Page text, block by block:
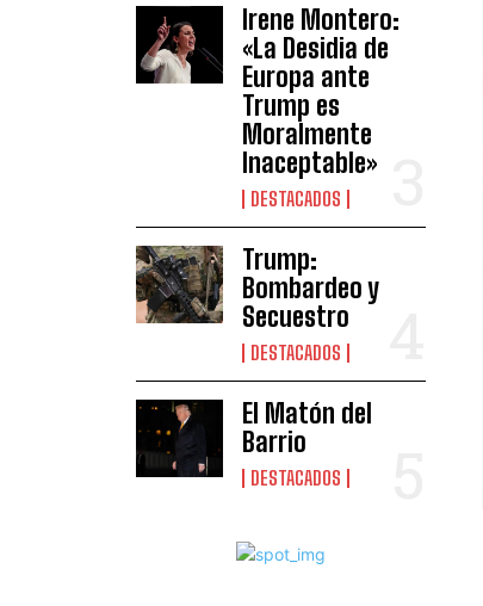
Irene Montero:
«La Desidia de
Europa ante
Trump es
Moralmente
Inaceptable»
DESTACADOS
Trump:
Bombardeo y
Secuestro
DESTACADOS
El Matón del
Barrio
DESTACADOS